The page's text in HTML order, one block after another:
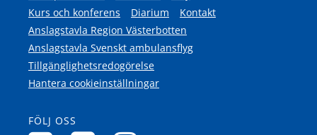
Kurs och konferens
Diarium
Kontakt
Anslagstavla Region Västerbotten
Anslagstavla Svenskt ambulansflyg
Tillgänglighetsredogörelse
Hantera cookieinställningar
FÖLJ OSS